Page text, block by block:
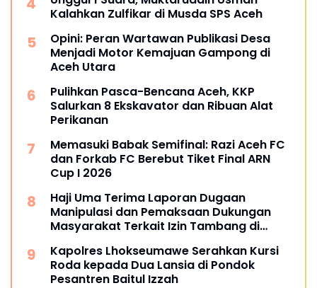
Kalahkan Zulfikar di Musda SPS Aceh
Opini: Peran Wartawan Publikasi Desa
Menjadi Motor Kemajuan Gampong di
Aceh Utara
Pulihkan Pasca-Bencana Aceh, KKP
Salurkan 8 Ekskavator dan Ribuan Alat
Perikanan
Memasuki Babak Semifinal: Razi Aceh FC
dan Forkab FC Berebut Tiket Final ARN
Cup I 2026
Haji Uma Terima Laporan Dugaan
Manipulasi dan Pemaksaan Dukungan
Masyarakat Terkait Izin Tambang di
Kapolres Lhokseumawe Serahkan Kursi
Roda kepada Dua Lansia di Pondok
Pesantren Baitul Izzah